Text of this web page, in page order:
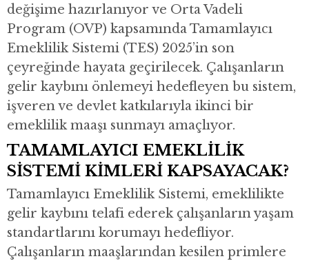
değişime hazırlanıyor ve Orta Vadeli
Program (OVP) kapsamında Tamamlayıcı
Emeklilik Sistemi (TES) 2025’in son
çeyreğinde hayata geçirilecek. Çalışanların
gelir kaybını önlemeyi hedefleyen bu sistem,
işveren ve devlet katkılarıyla ikinci bir
emeklilik maaşı sunmayı amaçlıyor.
TAMAMLAYICI EMEKLİLİK
SİSTEMİ KİMLERİ KAPSAYACAK?
Tamamlayıcı Emeklilik Sistemi, emeklilikte
gelir kaybını telafi ederek çalışanların yaşam
standartlarını korumayı hedefliyor.
Çalışanların maaşlarından kesilen primlere